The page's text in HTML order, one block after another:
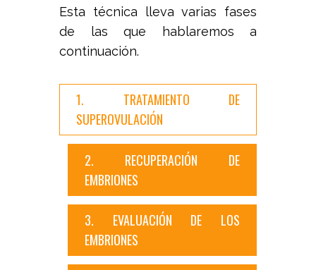
Esta técnica lleva varias fases
de las que hablaremos a
continuación.
1. TRATAMIENTO DE
SUPEROVULACIÓN
2. RECUPERACIÓN DE
EMBRIONES
3. EVALUACIÓN DE LOS
EMBRIONES